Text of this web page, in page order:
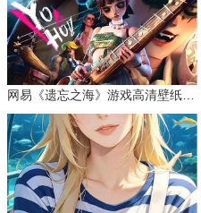
网易《遗忘之海》游戏高清壁纸精选